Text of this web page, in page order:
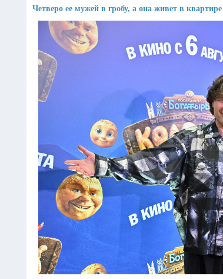
Четверо ее мужей в гробу, а она живет в